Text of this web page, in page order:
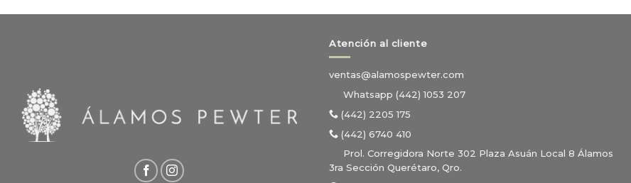
Atención al cliente
ventas@alamospewter.com
Whatsapp (442) 1053 207
(442) 2205 175
(442) 6740 410
Prol. Corregidora Norte 302 Plaza Asuán Local 8 Álamos
3ra Sección Querétaro, Qro.